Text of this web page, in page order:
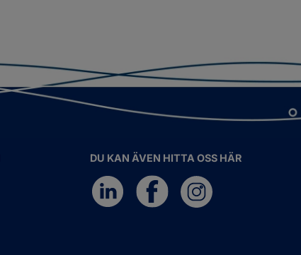
DU KAN ÄVEN HITTA OSS HÄR